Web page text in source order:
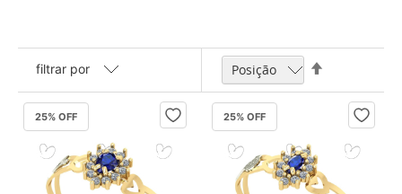
Definir
Decrescente
25% OFF 25% OFF
filtrar por